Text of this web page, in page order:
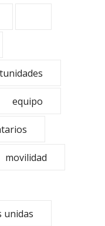
equipo
movilidad
unidas